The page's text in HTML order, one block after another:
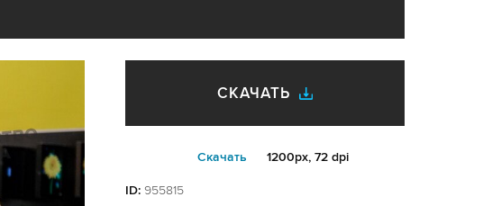
СКАЧАТЬ
Cкачать 1200px, 72 dpi
ID: 955815